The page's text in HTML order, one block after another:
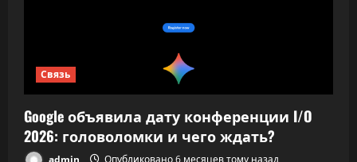
обучение
Связь
Google объявила дату конференции I/O
2026: головоломки и чего ждать?